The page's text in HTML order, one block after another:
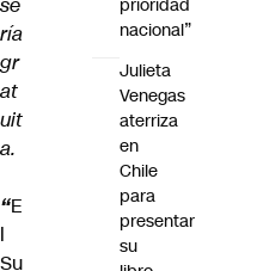
ría
gr
at
uit
a.
“E
l
Su
prioridad
nacional”
Julieta
Venegas
aterriza
en
Chile
para
presentar
su